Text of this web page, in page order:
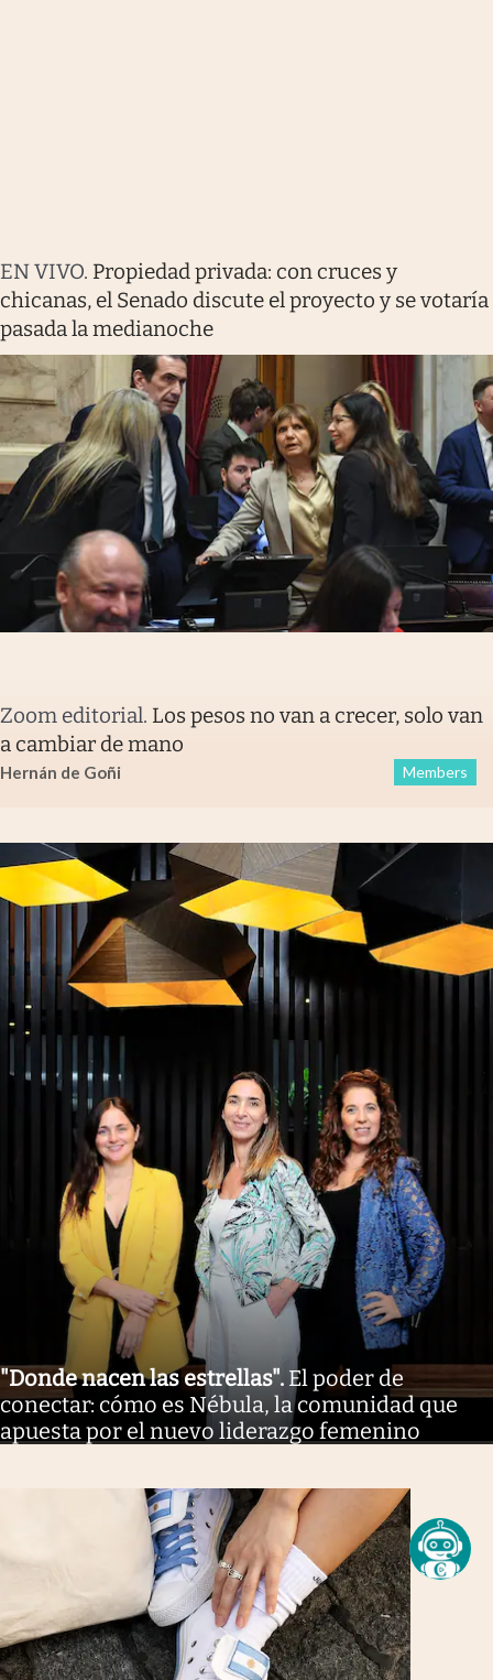
EN VIVO. Propiedad privada: con cruces y
chicanas, el Senado discute el proyecto y se votaría
pasada la medianoche
Zoom editorial. Los pesos no van a crecer, solo van
a cambiar de mano
Hernán de Goñi Members
"Donde nacen las estrellas". El poder de
conectar: cómo es Nébula, la comunidad que
apuesta por el nuevo liderazgo femenino